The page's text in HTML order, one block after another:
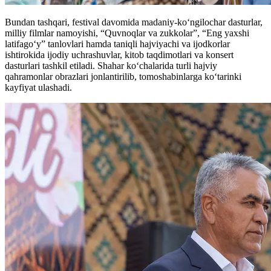
Bundan tashqari, festival davomida madaniy-ko‘ngilochar dasturlar,
milliy filmlar namoyishi, “Quvnoqlar va zukkolar”, “Eng yaxshi
latifago‘y” tanlovlari hamda taniqli hajviyachi va ijodkorlar
ishtirokida ijodiy uchrashuvlar, kitob taqdimotlari va konsert
dasturlari tashkil etiladi. Shahar ko‘chalarida turli hajviy
qahramonlar obrazlari jonlantirilib, tomoshabinlarga ko‘tarinki
kayfiyat ulashadi.